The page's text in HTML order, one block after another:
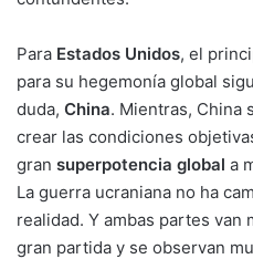
Para Estados Unidos, el
para su hegemonía global
duda, China. Mientras, China
crear las condiciones
gran superpotencia global a
La guerra ucraniana no ha
realidad. Y ambas partes van
gran partida y se observan